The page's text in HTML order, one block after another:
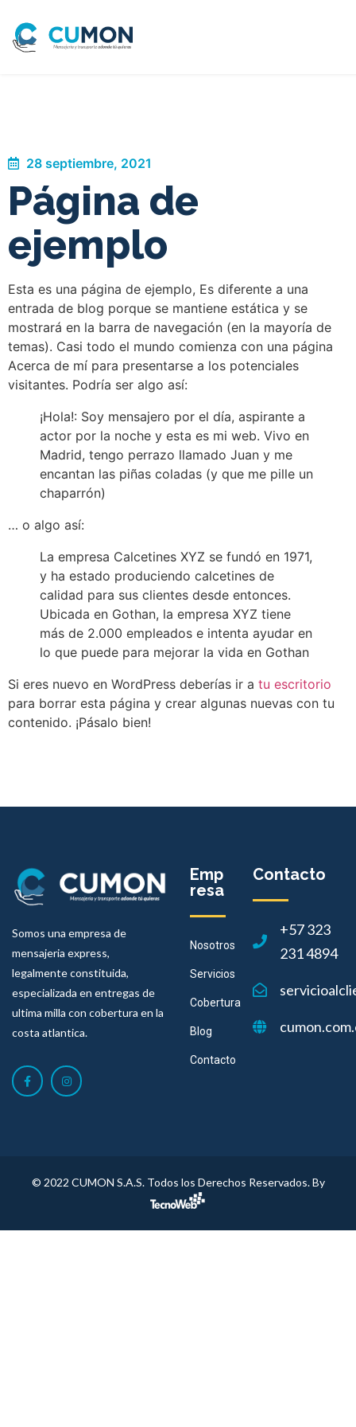
28 septiembre, 2021
Página de
ejemplo
Esta es una página de ejemplo, Es diferente a una
entrada de blog porque se mantiene estática y se
mostrará en la barra de navegación (en la mayoría de
temas). Casi todo el mundo comienza con una página
Acerca de mí para presentarse a los potenciales
visitantes. Podría ser algo así:
¡Hola!: Soy mensajero por el día, aspirante a
actor por la noche y esta es mi web. Vivo en
Madrid, tengo perrazo llamado Juan y me
encantan las piñas coladas (y que me pille un
chaparrón)
… o algo así:
La empresa Calcetines XYZ se fundó en 1971,
y ha estado produciendo calcetines de
calidad para sus clientes desde entonces.
Ubicada en Gothan, la empresa XYZ tiene
más de 2.000 empleados e intenta ayudar en
lo que puede para mejorar la vida en Gothan
Si eres nuevo en WordPress deberías ir a tu escritorio
para borrar esta página y crear algunas nuevas con tu
contenido. ¡Pásalo bien!
Somos una empresa de
mensajeria express,
legalmente constituida,
especializada en entregas de
ultima milla con cobertura en la
costa atlantica.
Emp
resa
Nosotros
Servicios
Cobertura
Blog
Contacto
Contacto
+57 323
231 4894
© 2022 CUMON S.A.S. Todos los Derechos Reservados. By